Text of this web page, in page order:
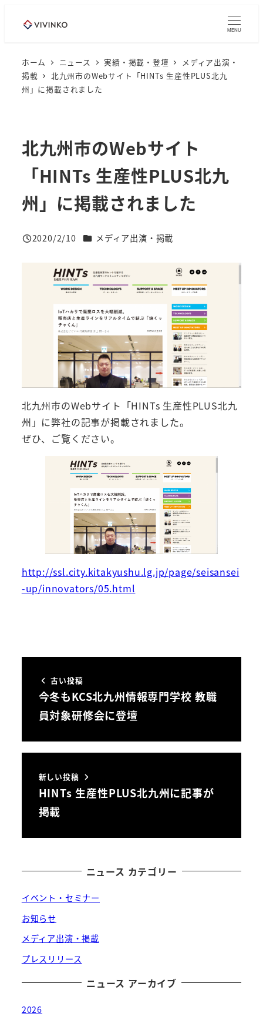
MENU
ホーム ニュース 実績・掲載・登壇
メディア出演・
掲載
北九州市のWebサイト「HINTs 生産性PLUS北九
州」に掲載されました
北九州市のWebサイト
「HINTs 生産性PLUS北九
州」に掲載されました
投稿日
2020/2/10 ニュースカテゴリー
メディア出演・掲載
北九州市のWebサイト「HINTs 生産性PLUS北九
州」に弊社の記事が掲載されました。
ぜひ、ご覧ください。
http://ssl.city.kitakyushu.lg.jp/page/seisansei
-up/innovators/05.html
古い投稿
今冬もKCS北九州情報専門学校 教職
員対象研修会に登壇
新しい投稿
HINTs 生産性PLUS北九州に記事が
掲載
ニュース カテゴリー
イベント・セミナー
お知らせ
メディア出演・掲載
プレスリリース
ニュース アーカイブ
2026